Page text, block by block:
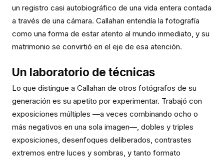
un registro casi autobiográfico de una vida entera contada
a través de una cámara. Callahan entendía la fotografía
como una forma de estar atento al mundo inmediato, y su
matrimonio se convirtió en el eje de esa atención.
Un laboratorio de técnicas
Lo que distingue a Callahan de otros fotógrafos de su
generación es su apetito por experimentar. Trabajó con
exposiciones múltiples —a veces combinando ocho o
más negativos en una sola imagen—, dobles y triples
exposiciones, desenfoques deliberados, contrastes
extremos entre luces y sombras, y tanto formato